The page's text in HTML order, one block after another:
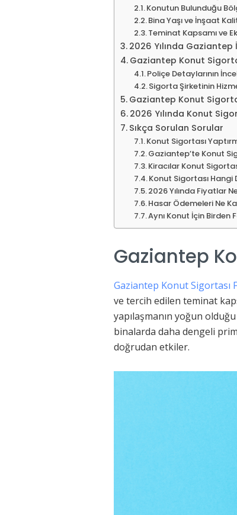
Konutun Bulunduğu
Bina Yaşı ve İnşaat
Teminat Kapsamı ve
2026 Yılında Gaziantep
Gaziantep Konut
Poliçe Detaylarının
Sigorta Şirketinin
Gaziantep Konut
2026 Yılında Konut
Sıkça Sorulan Sorular
Konut Sigortası
Gaziantep’te Konut
Kiracılar Konut
Konut Sigortası Hangi
2026 Yılında Fiyatlar
Hasar Ödemeleri Ne
Aynı Konut İçin Birden
Gaziantep
Gaziantep Konut Sigortası
ve tercih edilen teminat
yapılaşmanın yoğun
binalarda daha dengeli
doğrudan etkiler.